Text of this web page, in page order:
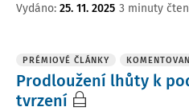
Vydáno: 25. 11. 2025 3 minuty
PRÉMIOVÉ ČLÁNKY
Prodloužení lhůty k
tvrzení